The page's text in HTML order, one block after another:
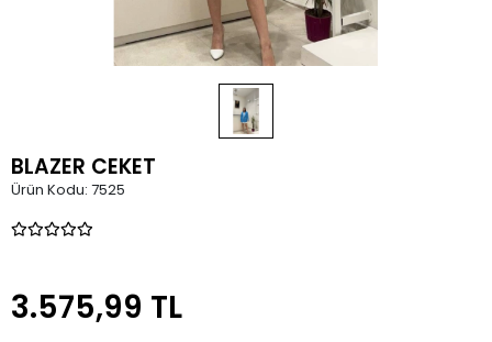
BLAZER CEKET
Ürün Kodu: 7525
3.575,99 TL